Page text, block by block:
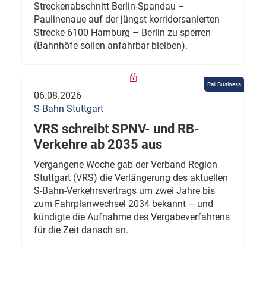
Streckenabschnitt Berlin-Spandau –
Paulinenaue auf der jüngst korridorsanierten
Strecke 6100 Hamburg – Berlin zu sperren
(Bahnhöfe sollen anfahrbar bleiben).
Rail Business
06.08.2026
S-Bahn Stuttgart
VRS schreibt SPNV- und RB-
Verkehre ab 2035 aus
Vergangene Woche gab der Verband Region
Stuttgart (VRS) die Verlängerung des aktuellen
S-Bahn-Verkehrsvertrags um zwei Jahre bis
zum Fahrplanwechsel 2034 bekannt – und
kündigte die Aufnahme des Vergabeverfahrens
für die Zeit danach an.